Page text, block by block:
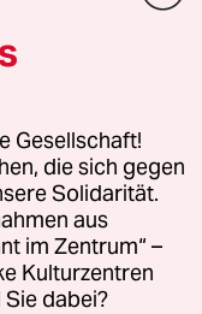
ausgesorgt,
sieht es
gut bezahlte
Ich gehe mal
Gesellschaft!
die sich gegen
Solidarität.
aus
im Zentrum“ –
Kulturzentren
dabei?